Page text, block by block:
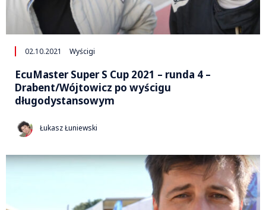
02.10.2021 Wyścigi
EcuMaster Super S Cup 2021 – runda 4 –
Drabent/Wójtowicz po wyścigu
długodystansowym
Łukasz Łuniewski